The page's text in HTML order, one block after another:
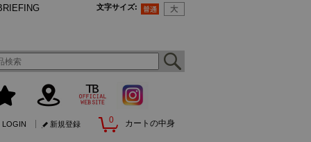
文字サイズ:
0 カートの中身
LOGIN 新規登録